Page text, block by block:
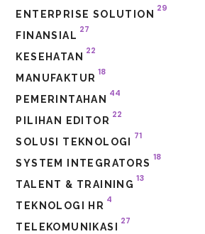
ENTERPRISE SOLUTION
29
FINANSIAL
27
KESEHATAN
22
MANUFAKTUR
18
PEMERINTAHAN
44
PILIHAN EDITOR
22
SOLUSI TEKNOLOGI
71
SYSTEM INTEGRATORS
18
TALENT & TRAINING
13
TEKNOLOGI HR
4
TELEKOMUNIKASI
27